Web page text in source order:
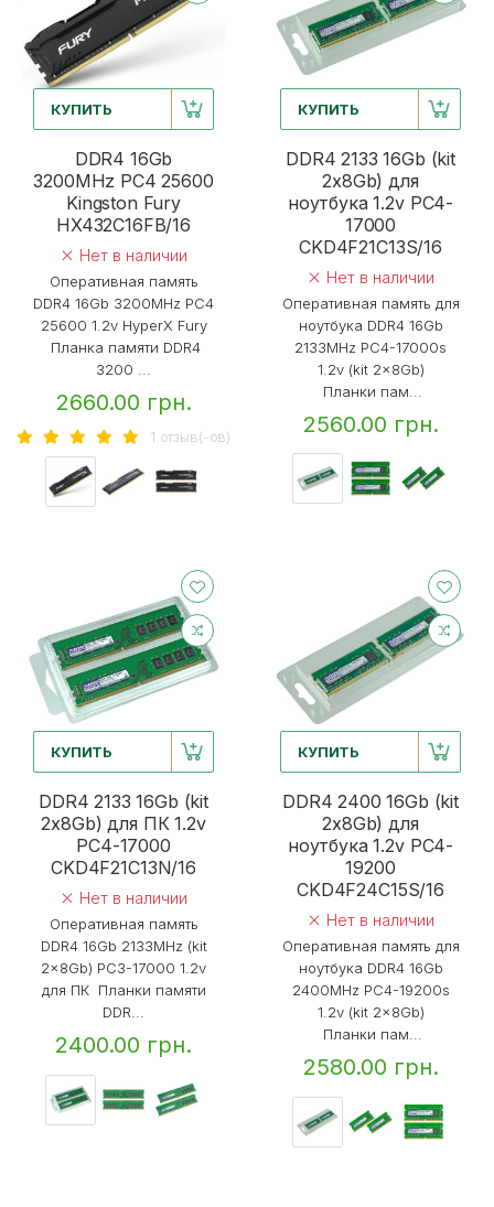
КУПИТЬ
DDR4 16Gb
3200MHz PC4 25600
Kingston Fury
HX432C16FB/16
Нет в наличии
Оперативная память
DDR4 16Gb 3200MHz PC4
25600 1.2v HyperX Fury
Планка памяти DDR4
3200 ...
2660.00 грн.
1 отзыв(-ов)
КУПИТЬ
DDR4 2133 16Gb (kit
2x8Gb) для
ноутбука 1.2v PC4-
17000
CKD4F21C13S/16
Нет в наличии
Оперативная память для
ноутбука DDR4 16Gb
2133MHz PC4-17000s
1.2v (kit 2x8Gb)
Планки пам...
2560.00 грн.
КУПИТЬ
DDR4 2133 16Gb (kit
2x8Gb) для ПК 1.2v
PC4-17000
CKD4F21C13N/16
Нет в наличии
Оперативная память
DDR4 16Gb 2133MHz (kit
2x8Gb) PC3-17000 1.2v
для ПК Планки памяти
DDR...
2400.00 грн.
КУПИТЬ
DDR4 2400 16Gb (kit
2x8Gb) для
ноутбука 1.2v PC4-
19200
CKD4F24C15S/16
Нет в наличии
Оперативная память для
ноутбука DDR4 16Gb
2400MHz PC4-19200s
1.2v (kit 2x8Gb)
Планки пам...
2580.00 грн.